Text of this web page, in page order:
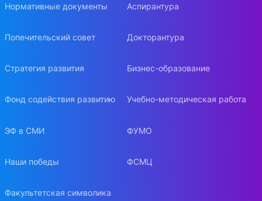
Нормативные документы
Попечительский совет
Стратегия развития
Фонд содействия развитию
ЭФ в СМИ
Наши победы
Факультетская символика
Аспирантура
Докторантура
Бизнес-образование
Учебно-методическая работа
ФУМО
ФСМЦ